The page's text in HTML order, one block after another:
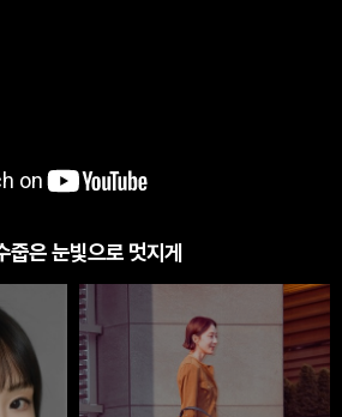
줍은 눈빛으로 멋지게